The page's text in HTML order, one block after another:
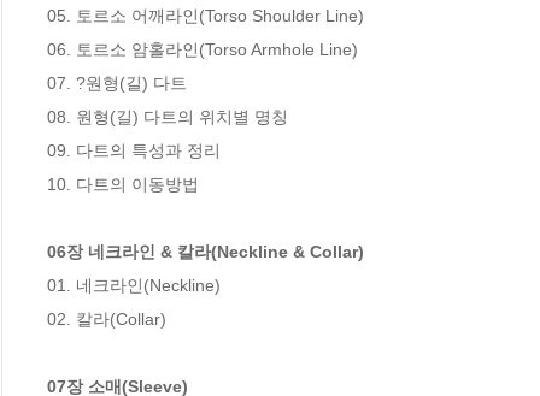
05. 토르소 어깨라인(Torso Shoulder Line)
06. 토르소 암홀라인(Torso Armhole Line)
07. ?원형(길) 다트
08. 원형(길) 다트의 위치별 명칭
09. 다트의 특성과 정리
10. 다트의 이동방법
06장 네크라인 & 칼라(Neckline & Collar)
01. 네크라인(Neckline)
02. 칼라(Collar)
07장 소매(Sleeve)